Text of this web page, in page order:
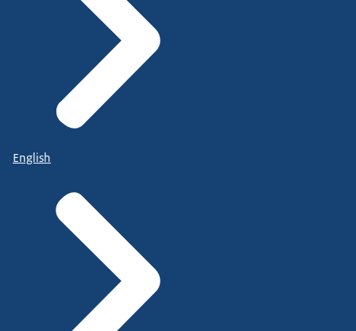
English